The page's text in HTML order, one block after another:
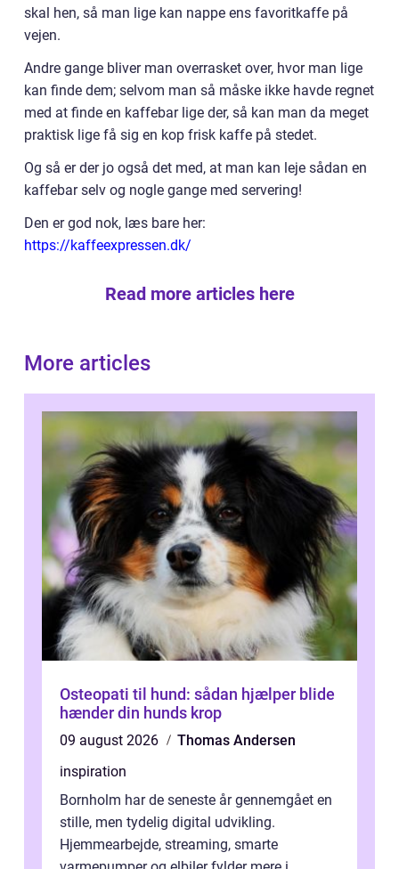
skal hen, så man lige kan nappe ens favoritkaffe på
vejen.
Andre gange bliver man overrasket over, hvor man lige
kan finde dem; selvom man så måske ikke havde regnet
med at finde en kaffebar lige der, så kan man da meget
praktisk lige få sig en kop frisk kaffe på stedet.
Og så er der jo også det med, at man kan leje sådan en
kaffebar selv og nogle gange med servering!
Den er god nok, læs bare her:
https://kaffeexpressen.dk/
Read more articles here
More articles
Osteopati til hund: sådan hjælper blide
hænder din hunds krop
09 august 2026
Thomas Andersen
inspiration
Bornholm har de seneste år gennemgået en
stille, men tydelig digital udvikling.
Hjemmearbejde, streaming, smarte